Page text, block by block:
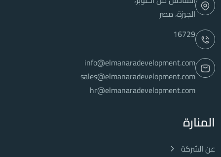
الجيزة، مصر
16729
info@elmanaradevelopment.com
sales@elmanaradevelopment.com
hr@elmanaradevelopment.com
المنارة
عن الشركة